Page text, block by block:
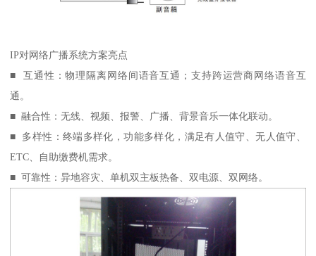
IP对网络广播系统方案亮点
■ 互通性：物理隔离网络间语音互通；支持跨运营商网络语音互
通。
■ 融合性：无线、视频、报警、广播、背景音乐一体化联动。
■ 多样性：终端多样化，功能多样化，满足有人值守、无人值守、
ETC、自助缴费机需求。
■ 可靠性：异地容灾、单机双主板热备、双电源、双网络。